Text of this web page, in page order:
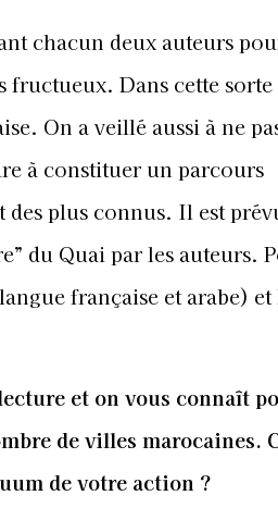
chacun deux auteurs
fructueux. Dans cette sorte
On a veillé aussi à ne
à constituer un parcours
des plus connus. Il est
du Quai par les auteurs.
française et arabe) et
et on vous connaît
de villes marocaines.
de votre action ?